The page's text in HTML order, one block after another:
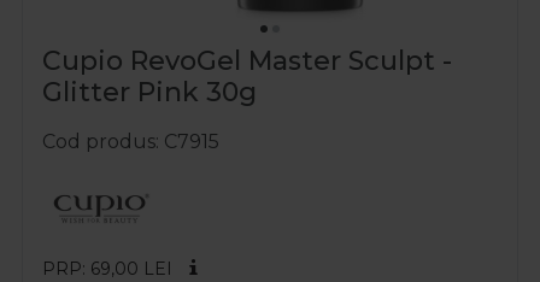
Cupio RevoGel Master Sculpt -
Glitter Pink 30g
Cod produs C7915
PRP: 69,00 LEI